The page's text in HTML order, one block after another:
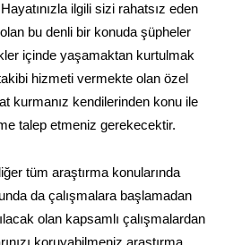
ilgili sizi rahatsız eden
bu denli bir konuda şüpheler
içinde yaşamaktan kurtulmak
hizmeti vermekte olan özel
kurmanız kendilerinden konu ile
talep etmeniz gerekecektir.
tüm araştırma konularında
da çalışmalara başlamadan
olan kapsamlı çalışmalardan
koruyabilmeniz araştırma